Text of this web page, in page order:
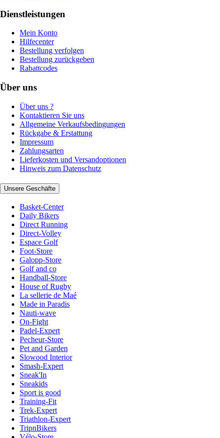
Dienstleistungen
Mein Konto
Hilfecenter
Bestellung verfolgen
Bestellung zurückgeben
Rabattcodes
Über uns
Über uns ?
Kontaktieren Sie uns
Allgemeine Verkaufsbedingungen
Rückgabe & Erstattung
Impressum
Zahlungsarten
Lieferkosten und Versandoptionen
Hinweis zum Datenschutz
Unsere Geschäfte
Basket-Center
Daily Bikers
Direct Running
Direct-Volley
Espace Golf
Foot-Store
Galopp-Store
Golf and co
Handball-Store
House of Rugby
La sellerie de Maé
Made in Paradis
Nauti-wave
On-Fight
Padel-Expert
Pecheur-Store
Pet and Garden
Slowood Interior
Smash-Expert
Sneak'In
Sneakids
Sport is good
Training-Fit
Trek-Expert
Triathlon-Expert
TripnBikers